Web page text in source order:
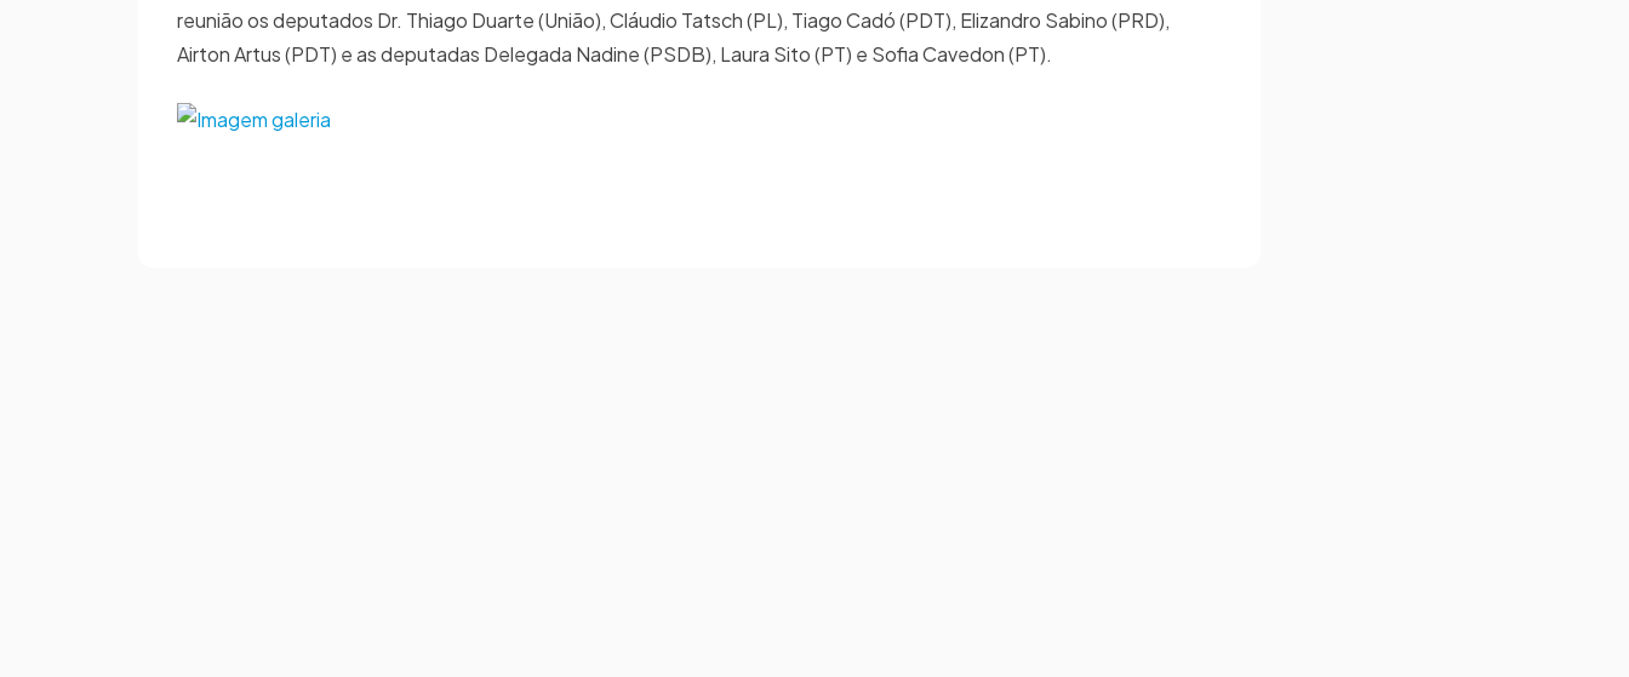
reunião os deputados Dr. Thiago Duarte (União), Cláudio Tatsch (PL), Tiago Cadó (PDT), Elizandro Sabino (PRD),
Airton Artus (PDT) e as deputadas Delegada Nadine (PSDB), Laura Sito (PT) e Sofia Cavedon (PT).